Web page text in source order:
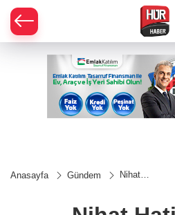
Anasayfa Gündem
Nihat
yakalandı